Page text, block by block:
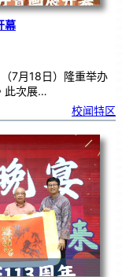
幕
7月18日）隆重举办
此次展…
校闻特区